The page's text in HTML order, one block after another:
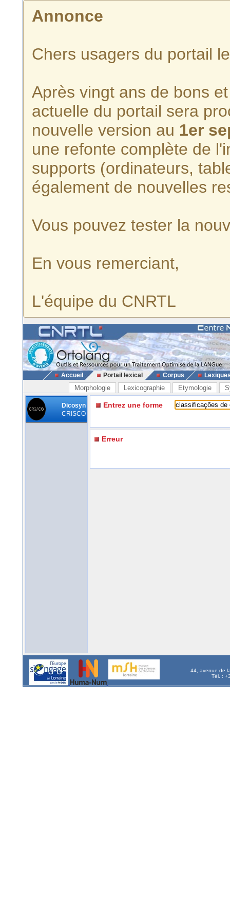
Annonce
Chers usagers du portail
Après vingt ans de bons
actuelle du portail sera
nouvelle version au 1er
une refonte complète de
supports (ordinateurs,
également de nouvelles
Vous pouvez tester la
En vous remerciant,
L'équipe du CNRTL
Accueil Portail lexical Corpus
Morphologie Lexicographie Etymologie
Dicosyn
CRISCO
Entrez une forme
Erreur
44, avenue de
Tél. :